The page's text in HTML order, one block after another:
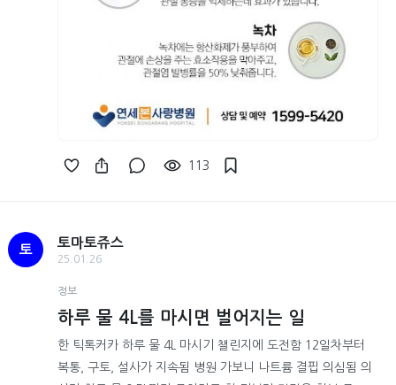
113
토
토마토쥬스
25.01.26
정보
하루 물 4L를 마시면 벌어지는 일
한 틱톡커카 하루 물 4L 마시기 챌린지에 도전함 12일차부터
복통, 구토, 설사가 지속됨 병원 가보니 나트륨 결핍 의심됨 의